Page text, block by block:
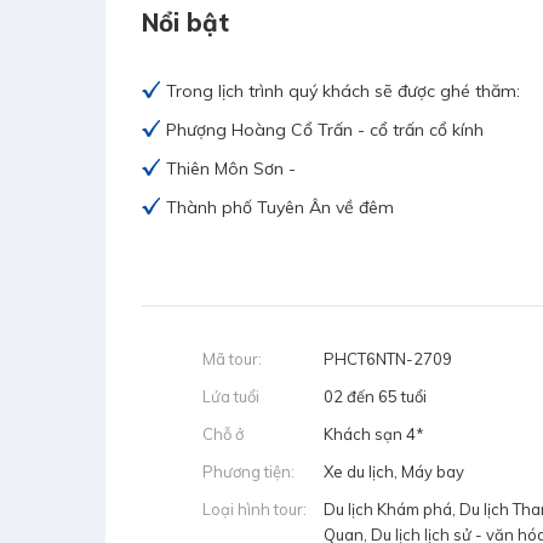
Nổi bật
Trong lịch trình quý khách sẽ được ghé thăm:
Phượng Hoàng Cổ Trấn - cổ trấn cổ kính
Thiên Môn Sơn -
Thành phố Tuyên Ân về đêm
Mã tour:
PHCT6NTN-2709
Lứa tuổi
02 đến 65 tuổi
Chỗ ở
Khách sạn 4*
Phương tiện:
Xe du lịch, Máy bay
Loại hình tour:
Du lịch Khám phá, Du lịch
Quan, Du lịch lịch sử - văn